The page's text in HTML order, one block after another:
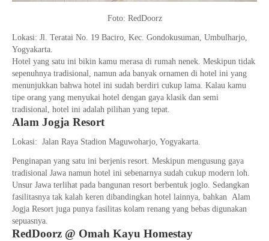
Foto: RedDoorz
Lokasi: Jl. Teratai No. 19 Baciro, Kec. Gondokusuman, Umbulharjo,
Yogyakarta.
Hotel yang satu ini bikin kamu merasa di rumah nenek. Meskipun tidak
sepenuhnya tradisional, namun ada banyak ornamen di hotel ini yang
menunjukkan bahwa hotel ini sudah berdiri cukup lama. Kalau kamu
tipe orang yang menyukai hotel dengan gaya klasik dan semi
tradisional, hotel ini adalah pilihan yang tepat.
Alam Jogja Resort
Lokasi: Jalan Raya Stadion Maguwoharjo, Yogyakarta.
Penginapan yang satu ini berjenis resort. Meskipun mengusung gaya
tradisional Jawa namun hotel ini sebenarnya sudah cukup modern loh.
Unsur Jawa terlihat pada bangunan resort berbentuk joglo. Sedangkan
fasilitasnya tak kalah keren dibandingkan hotel lainnya, bahkan Alam
Jogja Resort juga punya fasilitas kolam renang yang bebas digunakan
sepuasnya.
RedDoorz @ Omah Kayu Homestay